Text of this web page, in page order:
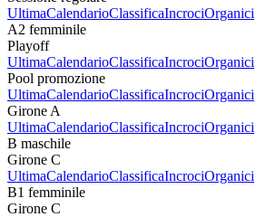
UltimaCalendarioClassificaIncrociOrganici
A2 femminile
Playoff
UltimaCalendarioClassificaIncrociOrganici
Pool promozione
UltimaCalendarioClassificaIncrociOrganici
Girone A
UltimaCalendarioClassificaIncrociOrganici
B maschile
Girone C
UltimaCalendarioClassificaIncrociOrganici
B1 femminile
Girone C